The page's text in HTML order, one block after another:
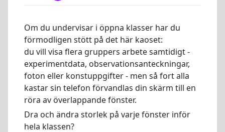
Om du undervisar i öppna klasser har du
förmodligen stött på det här kaoset:
du vill visa flera gruppers arbete samtidigt -
experimentdata, observationsanteckningar,
foton eller konstuppgifter - men så fort alla
kastar sin telefon förvandlas din skärm till en
röra av överlappande fönster.
Dra och ändra storlek på varje fönster inför
hela klassen?